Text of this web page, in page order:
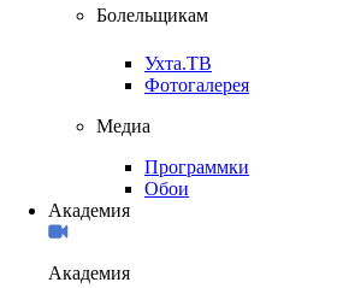
Болельщикам
Ухта.ТВ
Фотогалерея
Медиа
Программки
Обои
Академия
Академия